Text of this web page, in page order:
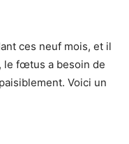
ces neuf mois, et il
le fœtus a besoin de
Voici un